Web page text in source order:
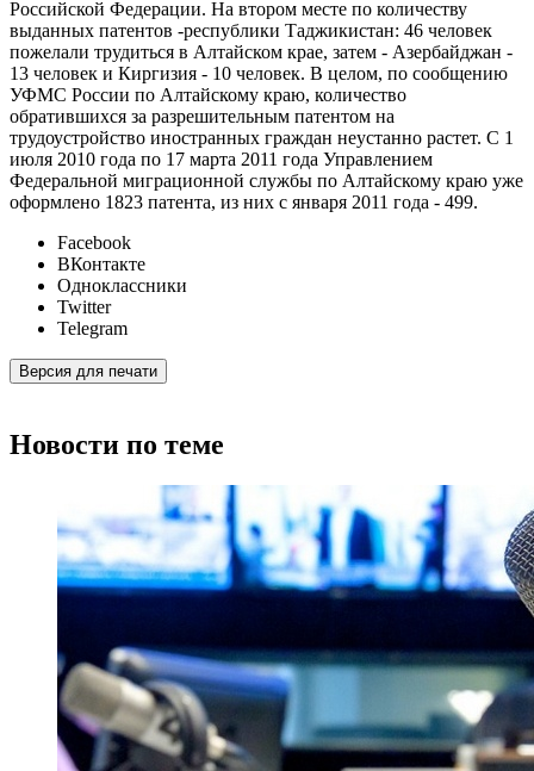
Российской Федерации. На втором месте по количеству
выданных патентов -республики Таджикистан: 46 человек
пожелали трудиться в Алтайском крае, затем - Азербайджан -
13 человек и Киргизия - 10 человек. В целом, по сообщению
УФМС России по Алтайскому краю, количество
обратившихся за разрешительным патентом на
трудоустройство иностранных граждан неустанно растет. С 1
июля 2010 года по 17 марта 2011 года Управлением
Федеральной миграционной службы по Алтайскому краю уже
оформлено 1823 патента, из них с января 2011 года - 499.
Facebook
ВКонтакте
Одноклассники
Twitter
Telegram
Версия для печати
Новости по теме